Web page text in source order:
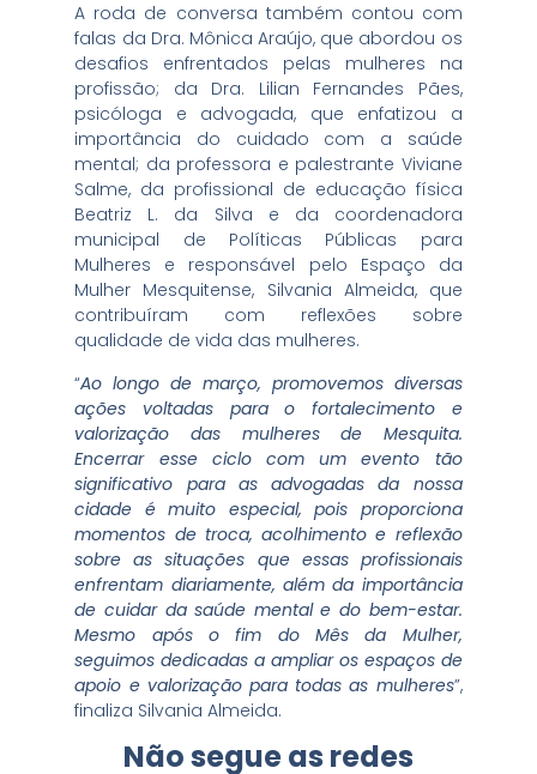
A roda de conversa também contou com
falas da Dra. Mônica Araújo, que abordou os
desafios enfrentados pelas mulheres na
profissão; da Dra. Lilian Fernandes Pães,
psicóloga e advogada, que enfatizou a
importância do cuidado com a saúde
mental; da professora e palestrante Viviane
Salme, da profissional de educação física
Beatriz L. da Silva e da coordenadora
municipal de Políticas Públicas para
Mulheres e responsável pelo Espaço da
Mulher Mesquitense, Silvania Almeida, que
contribuíram com reflexões sobre
qualidade de vida das mulheres.
“Ao longo de março, promovemos diversas
ações voltadas para o fortalecimento e
valorização das mulheres de Mesquita.
Encerrar esse ciclo com um evento tão
significativo para as advogadas da nossa
cidade é muito especial, pois proporciona
momentos de troca, acolhimento e reflexão
sobre as situações que essas profissionais
enfrentam diariamente, além da importância
de cuidar da saúde mental e do bem-estar.
Mesmo após o fim do Mês da Mulher,
seguimos dedicadas a ampliar os espaços de
apoio e valorização para todas as mulheres”,
finaliza Silvania Almeida.
Não segue as redes